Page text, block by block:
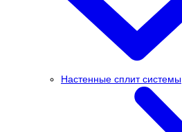
Настенные сплит системы